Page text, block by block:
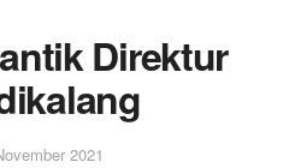
Direktur
2021